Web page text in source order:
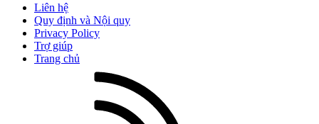
Liên hệ
Quy định và Nội quy
Privacy Policy
Trợ giúp
Trang chủ